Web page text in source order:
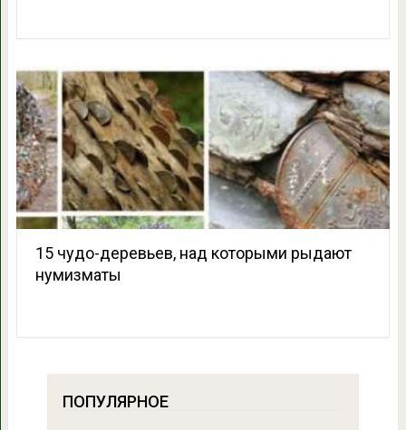
15 чудо-деревьев, над которыми рыдают
нумизматы
ПОПУЛЯРНОЕ